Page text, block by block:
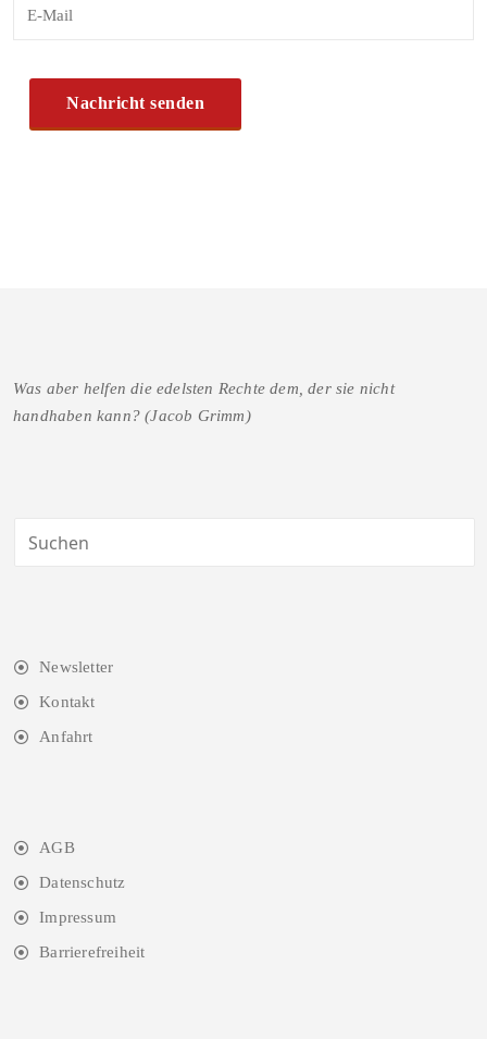
Was aber helfen die edelsten Rechte dem, der sie nicht
handhaben kann? (Jacob Grimm)
Newsletter
Kontakt
Anfahrt
AGB
Datenschutz
Impressum
Barrierefreiheit